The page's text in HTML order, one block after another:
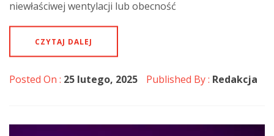
niewłaściwej wentylacji lub obecność
CZYTAJ DALEJ
Posted On : 25 lutego, 2025 Published By : Redakcja